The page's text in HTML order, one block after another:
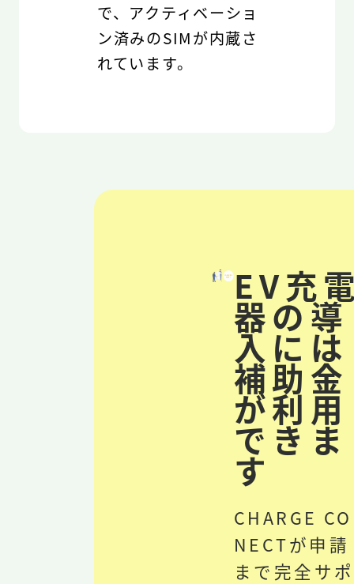
で、アクティベーショ
ン済みのSIMが内蔵さ
れています。
EV充
器の導
入には
補助金
が利用
できま
す
CHARGE
NECTが申請
まで完全サポ